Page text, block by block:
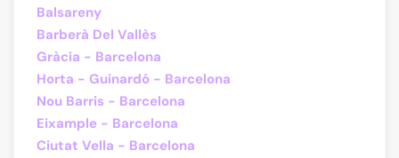
Balsareny
Barberà Del Vallès
Gràcia - Barcelona
Horta - Guinardó - Barcelona
Nou Barris - Barcelona
Eixample - Barcelona
Ciutat Vella - Barcelona